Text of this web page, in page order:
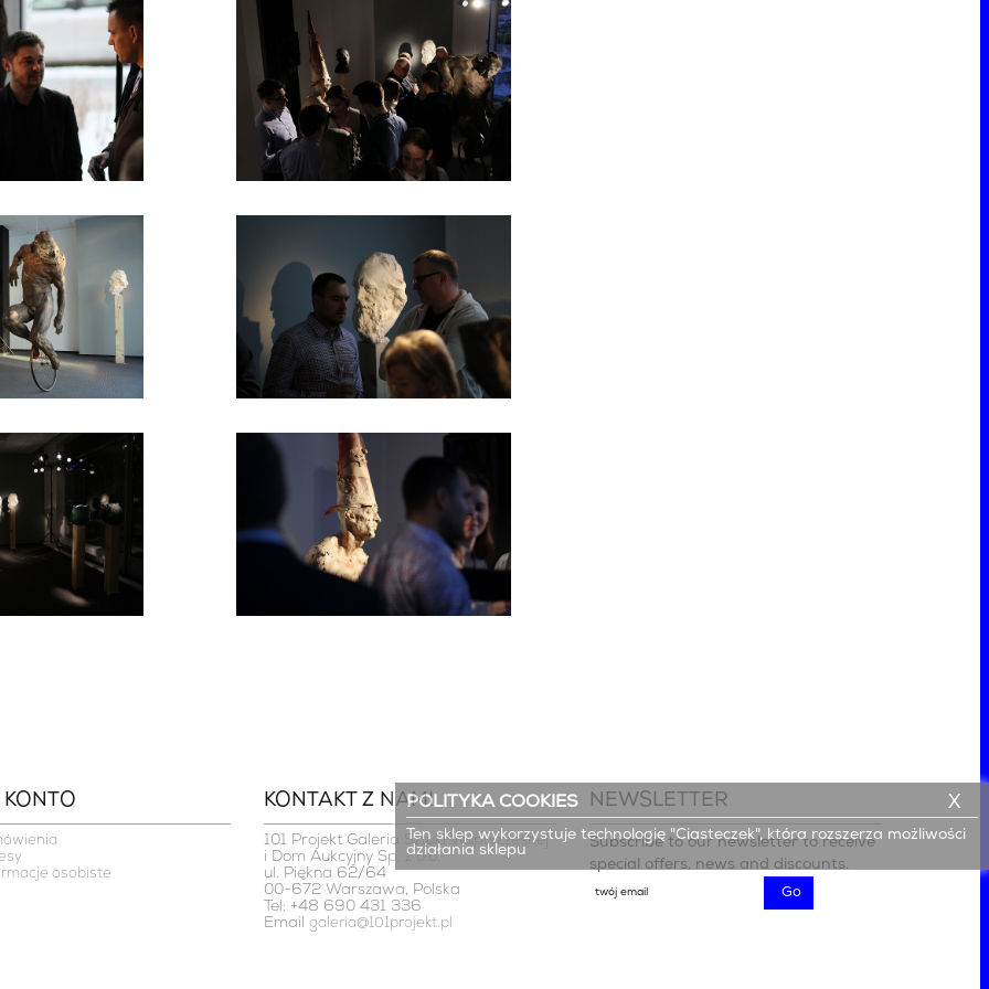
osobiste
KONTAKT Z NAMI
101 Projekt Galeria Sztuki Współczesnej
i Dom Aukcyjny Sp. z o.o.
ul. Piękna 62/64
00-672 Warszawa, Polska
Tel: +48 690 431 336
Email galeria@101projekt.pl
NEWSLETTER
Subscribe to our newsletter to receive
special offers, news and discounts.
POLITYKA COOKIES
Ten sklep wykorzystuje technologię "Ciasteczek", która rozszerza możliwości
działania sklepu
X